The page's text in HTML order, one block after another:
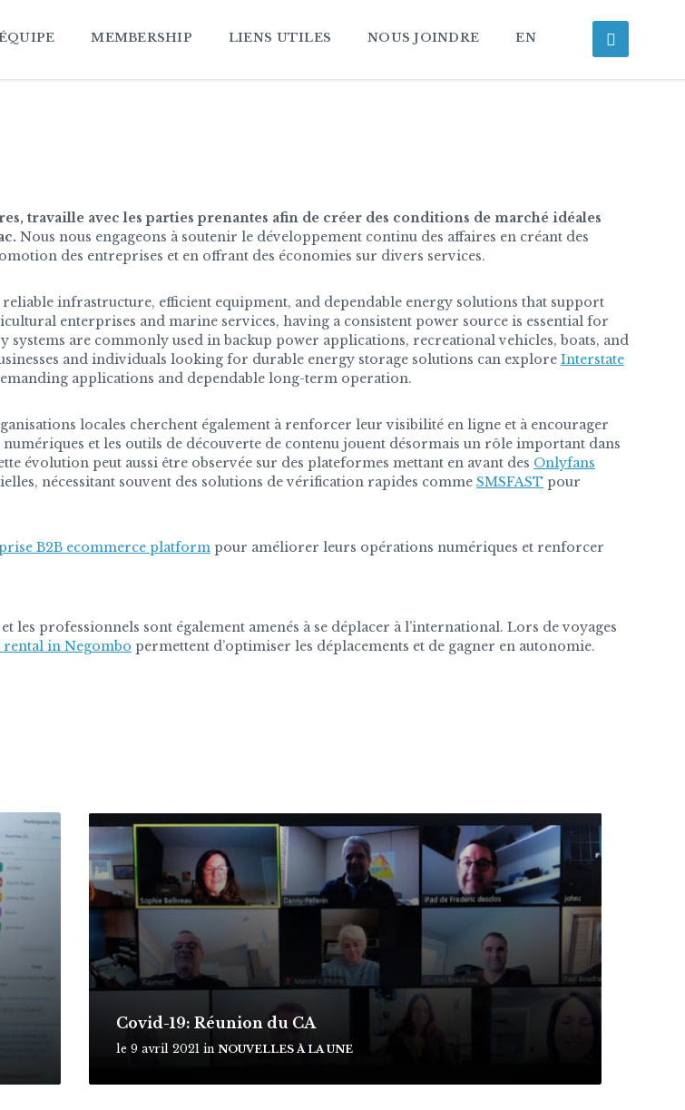
MEMBERSHIP LIENS UTILES NOUS JOINDRE EN
travaille avec les parties prenantes afin de créer des conditions de marché idéales
Nous nous engageons à soutenir le développement continu des affaires en créant des
des entreprises et en offrant des économies sur divers services.
infrastructure, efficient equipment, and dependable energy solutions that support
enterprises and marine services, having a consistent power source is essential for
are commonly used in backup power applications, recreational vehicles, boats, and
and individuals looking for durable energy storage solutions can explore Interstate
applications and dependable long-term operation.
locales cherchent également à renforcer leur visibilité en ligne et à encourager
et les outils de découverte de contenu jouent désormais un rôle important dans
évolution peut aussi être observée sur des plateformes mettant en avant des Onlyfans
nécessitant souvent des solutions de vérification rapides comme SMSFAST pour
B2B ecommerce platform pour améliorer leurs opérations numériques et renforcer
les professionnels sont également amenés à se déplacer à l’international. Lors de voyages
rental in Negombo permettent d’optimiser les déplacements et de gagner en autonomie.
Covid-19: Réunion du CA
le 9 avril 2021 in NOUVELLES À LA UNE
M
r
e